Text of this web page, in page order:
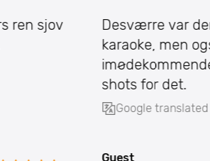
ren sjov
Desværre var
karaoke, men
shots for det.
Google translated
Guest